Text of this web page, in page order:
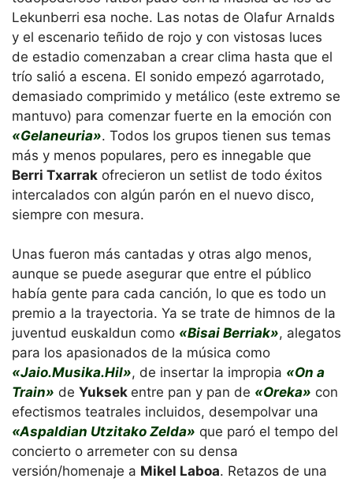
Lekunberri esa noche. Las notas de Olafur Arnalds
y el escenario teñido de rojo y con vistosas luces
de estadio comenzaban a crear clima hasta que el
trío salió a escena. El sonido empezó agarrotado,
demasiado comprimido y metálico (este extremo se
mantuvo) para comenzar fuerte en la emoción con
«Gelaneuria». Todos los grupos tienen sus temas
más y menos populares, pero es innegable que
Berri Txarrak ofrecieron un setlist de todo éxitos
intercalados con algún parón en el nuevo disco,
siempre con mesura.
Unas fueron más cantadas y otras algo menos,
aunque se puede asegurar que entre el público
había gente para cada canción, lo que es todo un
premio a la trayectoria. Ya se trate de himnos de la
juventud euskaldun como «Bisai Berriak», alegatos
para los apasionados de la música como
«Jaio.Musika.Hil», de insertar la impropia «On a
Train» de Yuksek entre pan y pan de «Oreka» con
efectismos teatrales incluidos, desempolvar una
«Aspaldian Utzitako Zelda» que paró el tempo del
concierto o arremeter con su densa
versión/homenaje a Mikel Laboa. Retazos de una